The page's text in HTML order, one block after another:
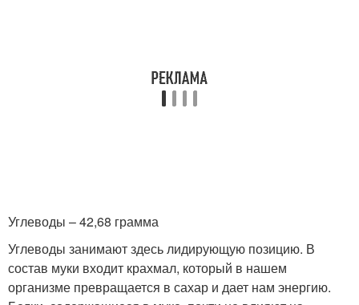
Углеводы – 42,68 грамма
Углеводы занимают здесь лидирующую позицию. В
состав муки входит крахмал, который в нашем
организме превращается в сахар и дает нам энергию.